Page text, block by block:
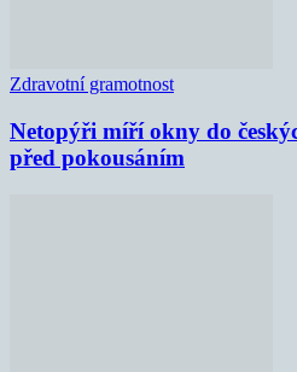
Zdravotní gramotnost
Netopýři míří okny do
před pokousáním